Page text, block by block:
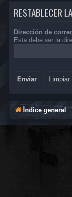
RESTABLECER
Dirección de
Esta debe ser la
Índice general